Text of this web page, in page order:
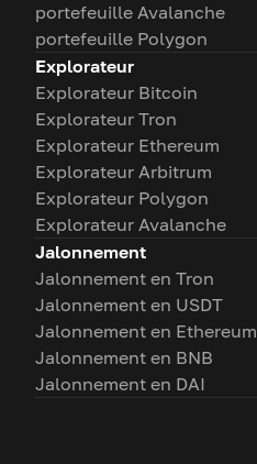
portefeuille Avalanche
portefeuille Polygon
Explorateur
Explorateur Bitcoin
Explorateur Tron
Explorateur Ethereum
Explorateur Arbitrum
Explorateur Polygon
Explorateur Avalanche
Jalonnement
Jalonnement en Tron
Jalonnement en USDT
Jalonnement en Ethereum
Jalonnement en BNB
Jalonnement en DAI